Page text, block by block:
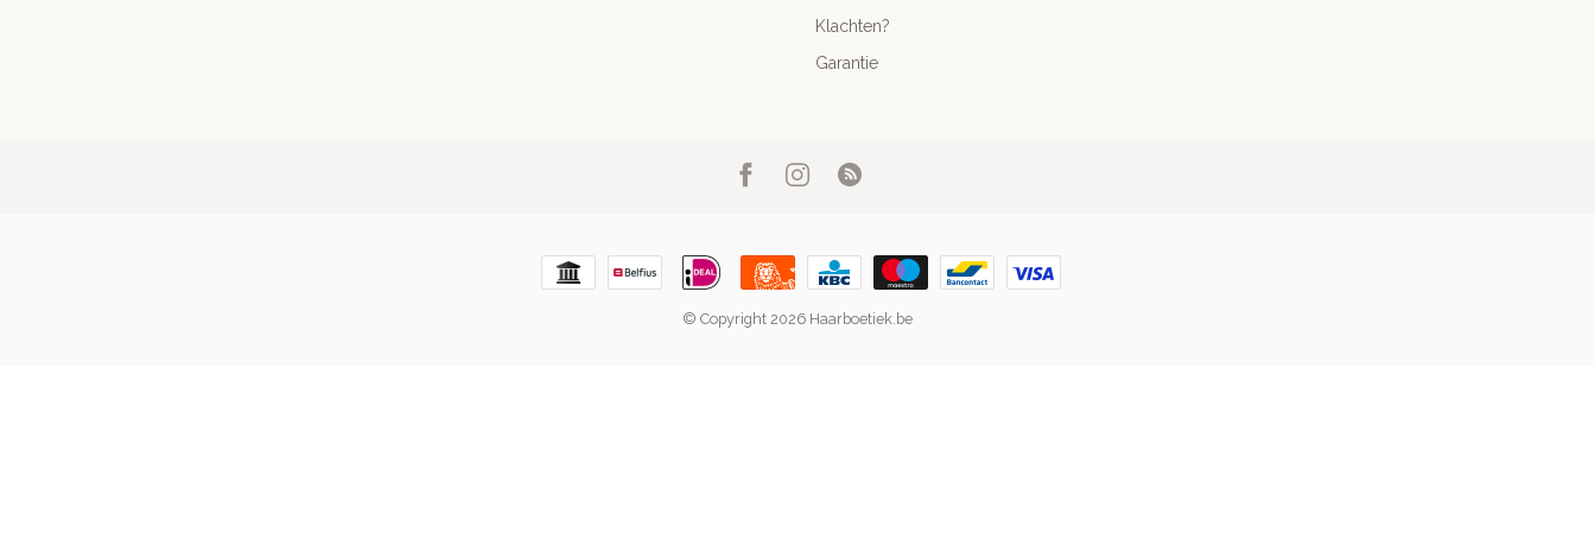
Klachten?
Garantie
© Copyright 2026 Haarboetiek.be